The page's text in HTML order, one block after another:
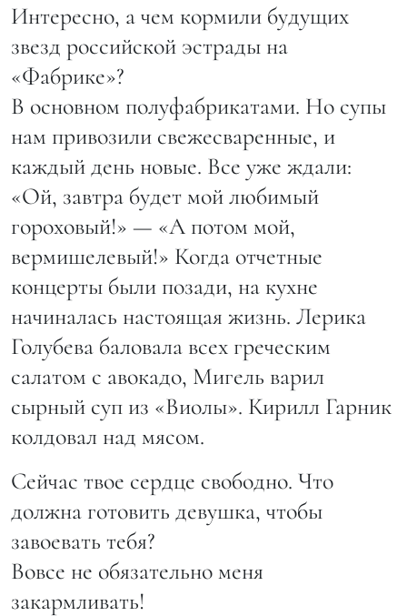
Интересно, а чем кормили будущих
звезд российской эстрады на
«Фабрике»?
В основном полуфабрикатами. Но супы
нам привозили свежесваренные, и
каждый день новые. Все уже ждали:
«Ой, завтра будет мой любимый
гороховый!» — «А потом мой,
вермишелевый!» Когда отчетные
концерты были позади, на кухне
начиналась настоящая жизнь. Лерика
Голубева баловала всех греческим
салатом с авокадо, Мигель варил
сырный суп из «Виолы». Кирилл Гарник
колдовал над мясом.
Сейчас твое сердце свободно. Что
должна готовить девушка, чтобы
завоевать тебя?
Вовсе не обязательно меня
закармливать!